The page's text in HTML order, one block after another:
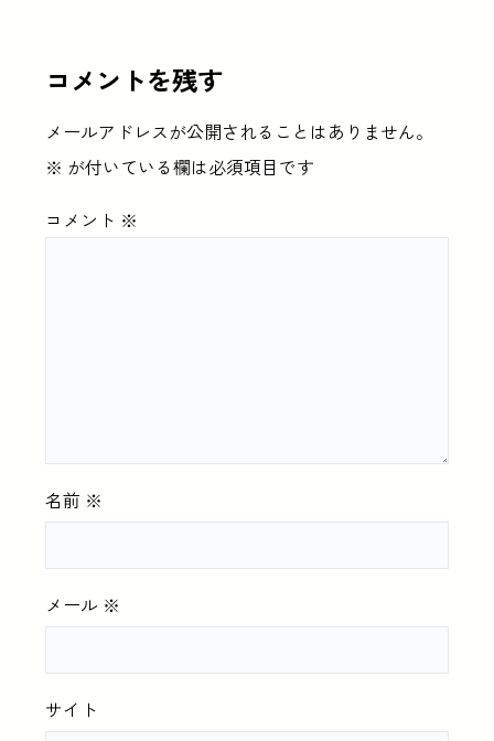
コメントを残す
メールアドレスが公開されることはありません。
※ が付いている欄は必須項目です
コメント ※
名前 ※
メール ※
サイト